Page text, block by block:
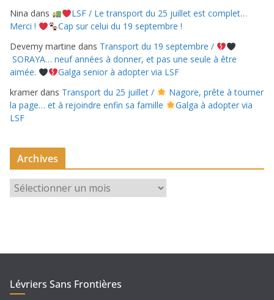
Nina dans
LSF / Le transport du 25 juillet est complet…
Merci !
Cap sur celui du 19 septembre !
Devemy martine dans Transport du 19 septembre /
SORAYA… neuf années à donner, et pas une seule à être
aimée.
Galga senior à adopter via LSF
kramer dans Transport du 25 juillet /
Nagore, prête à tourner
la page… et à rejoindre enfin sa famille
Galga à adopter via
LSF
Archives
r
e
s
Lévriers Sans Frontières